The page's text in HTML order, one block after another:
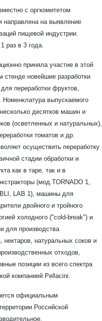
с оргкомитетом
направлена на выявление
пищевой индустрии.
раз в 3 года.
приняла участие в этой
стенде новейшие разработки
переработки фруктов,
Номенклатура выпускаемого
десятков машин и
(осветленных и натуральных),
томатов и др.
осуществить переработку
стадии обработки и
как в таре, так и в
(мод.TORNADO 1,
LAB 1), машины для
двойного и тройного
холодного ("cold-break") и
для производства
нектаров, натуральных соков и
отходов,
позиции из всего спектра
компанией Pellacini.
официальным
Российской